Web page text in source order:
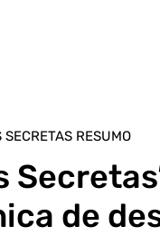
SECRETAS RESUMO
de